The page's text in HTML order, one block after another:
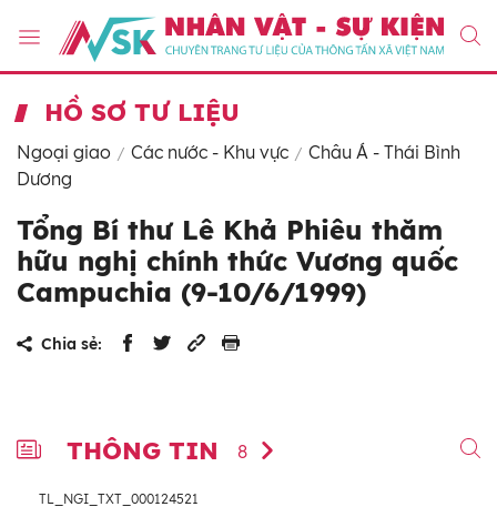
HỒ SƠ TƯ LIỆU
Ngoại giao Các nước - Khu vực
Châu Á - Thái Bình
Dương
Tổng Bí thư Lê Khả Phiêu thăm
hữu nghị chính thức Vương quốc
Campuchia (9-10/6/1999)
Chia sẻ:
THÔNG TIN 8
TL_NGI_TXT_000124521